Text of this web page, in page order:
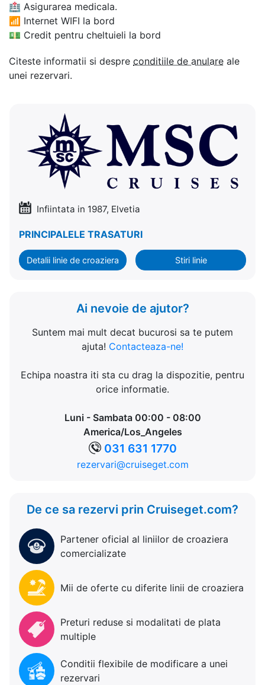
🏥 Asigurarea medicala.
📶 Internet WIFI la bord
💵 Credit pentru cheltuieli la bord
Citeste informatii si despre conditiile de anulare ale
unei rezervari.
Infiintata in 1987, Elvetia
PRINCIPALELE TRASATURI
Detalii linie de croaziera Stiri linie
Ai nevoie de ajutor?
Suntem mai mult decat bucurosi sa te putem
ajuta! Contacteaza-ne!
Echipa noastra iti sta cu drag la dispozitie, pentru
orice informatie.
Luni - Sambata 00:00 - 08:00
America/Los_Angeles
031 631 1770
rezervari@cruiseget.com
De ce sa rezervi prin Cruiseget.com?
Partener oficial al liniilor de croaziera
comercializate
Mii de oferte cu diferite linii de croaziera
Preturi reduse si modalitati de plata
multiple
Conditii flexibile de modificare a unei
rezervari